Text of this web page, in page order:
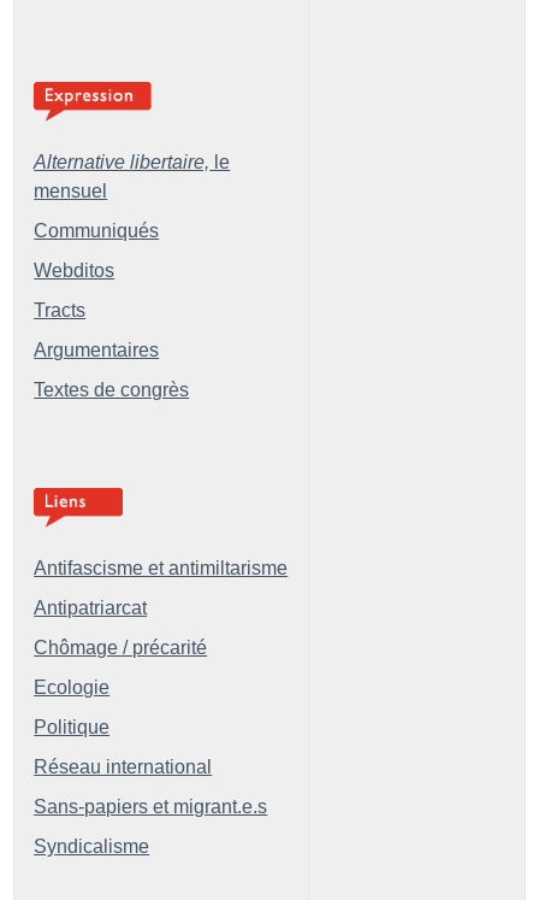
Alternative libertaire, le
mensuel
Communiqués
Webditos
Tracts
Argumentaires
Textes de congrès
Antifascisme et antimiltarisme
Antipatriarcat
Chômage / précarité
Ecologie
Politique
Réseau international
Sans-papiers et migrant.e.s
Syndicalisme